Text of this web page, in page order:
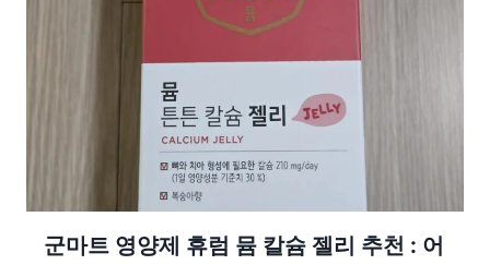
군마트 영양제 휴럼 뮴 칼슘 젤리 추천 : 어